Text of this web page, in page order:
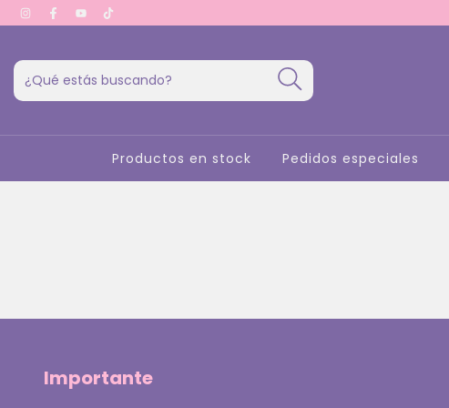
Productos en stock Pedidos especiales
Importante